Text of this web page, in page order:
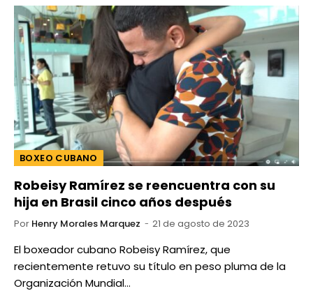
BOXEO CUBANO
Robeisy Ramírez se reencuentra con su
hija en Brasil cinco años después
Por Henry Morales Marquez 21 de agosto de 2023
El boxeador cubano Robeisy Ramírez, que
recientemente retuvo su título en peso pluma de la
Organización Mundial…